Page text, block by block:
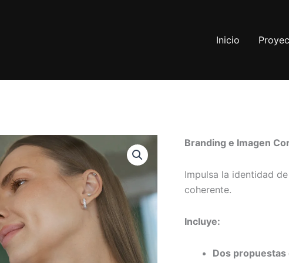
Inicio
Branding e Imagen
Impulsa la identidad
coherente.
Incluye:
Dos propuestas
Imagen
Corporativa
El